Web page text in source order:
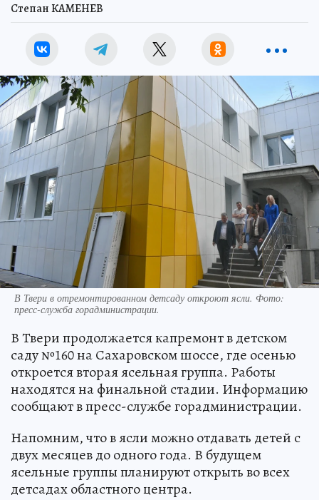
Степан КАМЕНЕВ
В Твери в отремонтированном детсаду откроют ясли. Фото:
пресс-служба горадминистрации.
В Твери продолжается капремонт в детском
саду №160 на Сахаровском шоссе, где осенью
откроется вторая ясельная группа. Работы
находятся на финальной стадии. Информацию
сообщают в пресс-службе горадминистрации.
Напомним, что в ясли можно отдавать детей с
двух месяцев до одного года. В будущем
ясельные группы планируют открыть во всех
детсадах областного центра.